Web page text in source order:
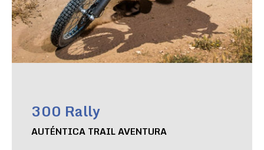
300 Rally
AUTÉNTICA TRAIL AVENTURA